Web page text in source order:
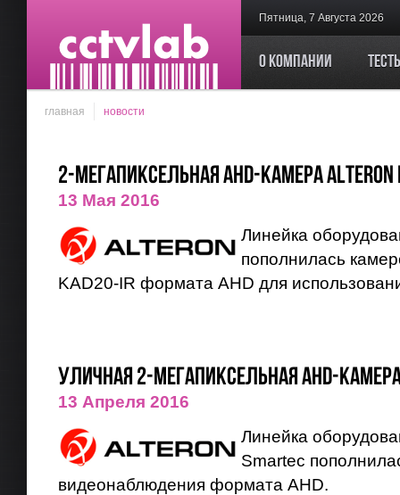
Пятница, 7 Августа 2026
О компании
главная новости
2-мегапиксельная AHD-камера Alteron
13 Мая 2016
Линейка
пополнилась
KAD20-IR формата AHD для
Уличная 2-мегапиксельная AHD-камера
13 Апреля 2016
Линейка
Smartec
видеонаблюдения формата AHD.